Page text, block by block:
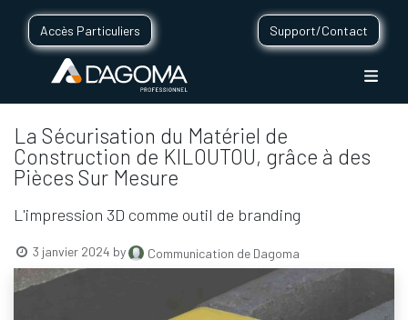
Accès Particuliers Support/Contact
La Sécurisation du Matériel de
Construction de KILOUTOU, grâce à des
Pièces Sur Mesure
L'impression 3D comme outil de branding
3 janvier 2024 by Communication de Dagoma